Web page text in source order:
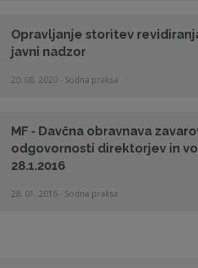
Opravljanje storitev
javni nadzor
20. 08. 2020 - Sodna praksa
MF - Davčna obravnava
odgovornosti direktorjev in
28.1.2016
28. 01. 2016 - Sodna praksa